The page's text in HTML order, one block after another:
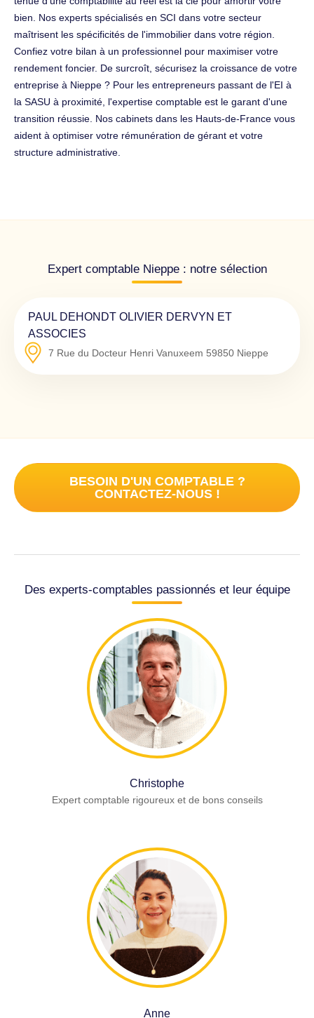
bien. Nos experts spécialisés en SCI dans votre secteur
maîtrisent les spécificités de l'immobilier dans votre région.
Confiez votre bilan à un professionnel pour maximiser votre
rendement foncier. De surcroît, sécurisez la croissance de votre
entreprise à Nieppe ? Pour les entrepreneurs passant de l'EI à
la SASU à proximité, l'expertise comptable est le garant d'une
transition réussie. Nos cabinets dans les Hauts-de-France vous
aident à optimiser votre rémunération de gérant et votre
structure administrative.
Expert comptable Nieppe : notre sélection
PAUL DEHONDT OLIVIER DERVYN ET
ASSOCIES
7 Rue du Docteur Henri Vanuxeem 59850 Nieppe
BESOIN D'UN COMPTABLE ?
CONTACTEZ-NOUS !
Des experts-comptables passionnés et leur équipe
Christophe
Expert comptable rigoureux et de bons conseils
Anne